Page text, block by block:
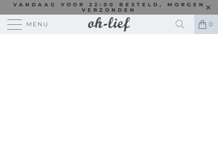
VANDAAG VOOR 22:00 BESTELD, MORGEN
VERZONDEN
MENU 0